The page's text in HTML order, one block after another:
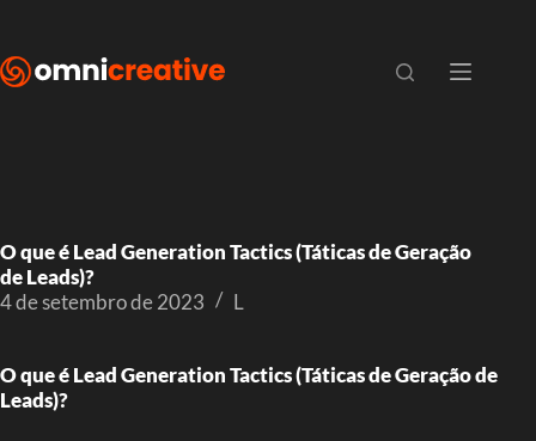
O que é Lead Generation Tactics (Táticas de Geração
de Leads)?
4 de setembro de 2023
L
O que é Lead Generation Tactics (Táticas de Geração de
Leads)?